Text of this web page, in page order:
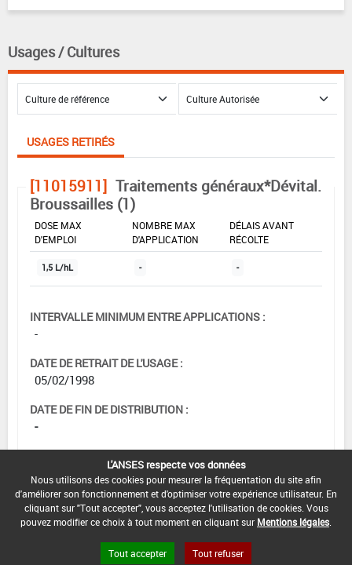
Usages / Cultures
USAGES RETIRÉS
[11015911] Traitements généraux*Dévital.
Broussailles (1)
DOSE MAX
D'EMPLOI
NOMBRE MAX
D'APPLICATION
DÉLAIS AVANT
RÉCOLTE
1,5 L/hL - -
INTERVALLE MINIMUM ENTRE APPLICATIONS :
-
DATE DE RETRAIT DE L'USAGE :
05/02/1998
DATE DE FIN DE DISTRIBUTION :
-
-
L'ANSES respecte vos données
Nous utilisons des cookies pour mesurer la fréquentation du site afin
d'améliorer son fonctionnement et d'optimiser votre expérience utilisateur. En
cliquant sur "Tout accepter", vous acceptez l'utilisation de cookies. Vous
pouvez modifier ce choix à tout moment en cliquant sur Mentions légales
Tout accepter Tout refuser